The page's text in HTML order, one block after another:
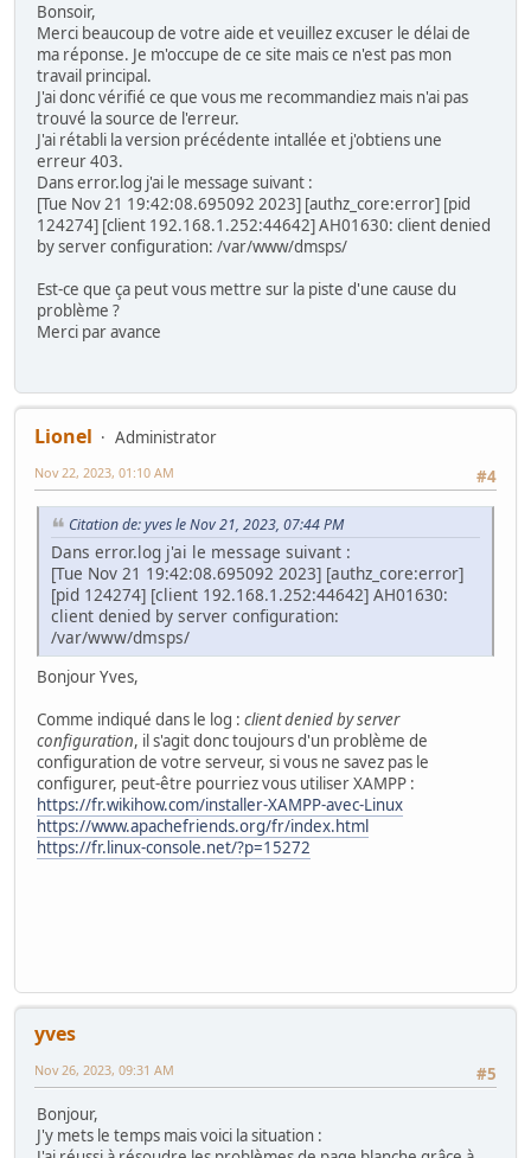
Bonsoir,
Merci beaucoup de votre aide et veuillez excuser le délai de
ma réponse. Je m'occupe de ce site mais ce n'est pas mon
travail principal.
J'ai donc vérifié ce que vous me recommandiez mais n'ai pas
trouvé la source de l'erreur.
J'ai rétabli la version précédente intallée et j'obtiens une
erreur 403.
Dans error.log j'ai le message suivant :
[Tue Nov 21 19:42:08.695092 2023] [authz_core:error] [pid
124274] [client 192.168.1.252:44642] AH01630: client denied
by server configuration: /var/www/dmsps/
Est-ce que ça peut vous mettre sur la piste d'une cause du
problème ?
Merci par avance
Lionel
Administrator
#4
Nov 22, 2023, 01:10 AM
Citation de: yves le Nov 21, 2023, 07:44 PM
Dans error.log j'ai le message suivant :
[Tue Nov 21 19:42:08.695092 2023] [authz_core:error]
[pid 124274] [client 192.168.1.252:44642] AH01630:
client denied by server configuration:
/var/www/dmsps/
Bonjour Yves,
Comme indiqué dans le log : client denied by server
configuration, il s'agit donc toujours d'un problème de
configuration de votre serveur, si vous ne savez pas le
configurer, peut-être pourriez vous utiliser XAMPP :
https://fr.wikihow.com/installer-XAMPP-avec-Linux
https://www.apachefriends.org/fr/index.html
https://fr.linux-console.net/?p=15272
yves
#5
Nov 26, 2023, 09:31 AM
Bonjour,
J'y mets le temps mais voici la situation :